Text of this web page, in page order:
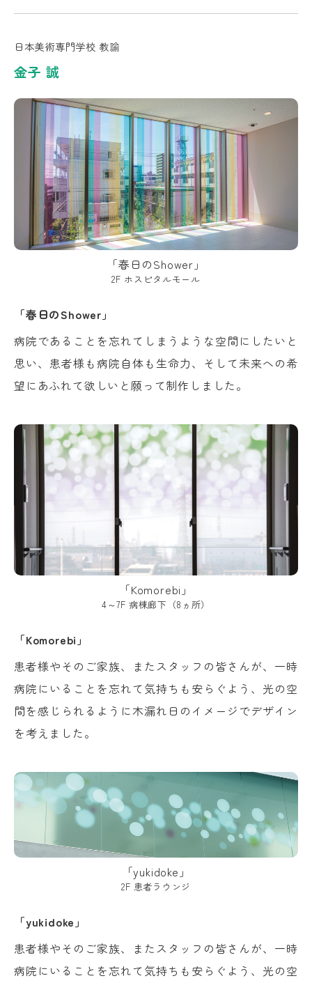
日本美術専門学校 教諭
金子 誠
「春日のShower」
2F ホスピタルモール
「春日のShower」
病院であることを忘れてしまうような空間にしたいと
思い、患者様も病院自体も生命力、そして未来への希
望にあふれて欲しいと願って制作しました。
「Komorebi」
4～7F 病棟廊下（8ヵ所）
「Komorebi」
患者様やそのご家族、またスタッフの皆さんが、一時
病院にいることを忘れて気持ちも安らぐよう、光の空
間を感じられるように木漏れ日のイメージでデザイン
を考えました。
「yukidoke」
2F 患者ラウンジ
「yukidoke」
患者様やそのご家族、またスタッフの皆さんが、一時
病院にいることを忘れて気持ちも安らぐよう、光の空